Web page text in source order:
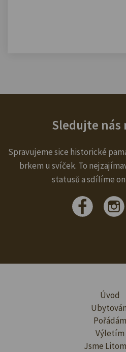
Sledujte nás
Spravujeme sice historické
brkem u svíček. To
statusů a sdílíme
Úvod
Pořádám
Výletím
Jsme